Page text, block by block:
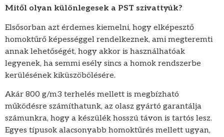
Mitől olyan különlegesek a PST szivattyúk?
Elsősorban azt érdemes kiemelni, hogy elképesztő
homoktűrő képességgel rendelkeznek, ami megteremti
annak lehetőségét, hogy akkor is használhatóak
legyenek, ha semmi esély sincs a homok rendszerbe
kerülésének kiküszöbölésére.
Akár 800 g/m3 terhelés mellett is megbízható
működésre számíthatunk, az olasz gyártó garantálja
számunkra, hogy a készülék hosszú távon is tartós lesz.
Egyes típusok alacsonyabb homoktűrés mellett ugyan,